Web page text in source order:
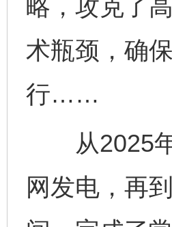
略，攻克了
术瓶颈，确
行……
从2025年
网发电，再